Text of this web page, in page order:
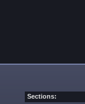
Sections: